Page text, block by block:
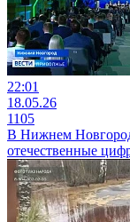
22:01
18.05.26
1105
В Нижнем
отечественные